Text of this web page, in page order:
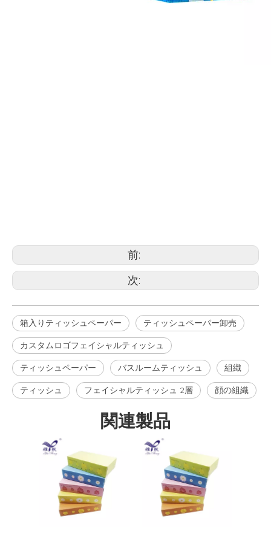
前:
次:
箱入りティッシュペーパー ティッシュペーパー卸売
カスタムロゴフェイシャルティッシュ
ティッシュペーパー バスルームティッシュ 組織
ティッシュ フェイシャルティッシュ 2層 顔の組織
関連製品